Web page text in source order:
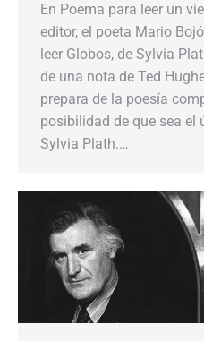
En Poema para leer un
editor, el poeta Mario
leer Globos, de Sylvia
de una nota de Ted
prepara de la poesía
posibilidad de que sea el
Sylvia Plath.…